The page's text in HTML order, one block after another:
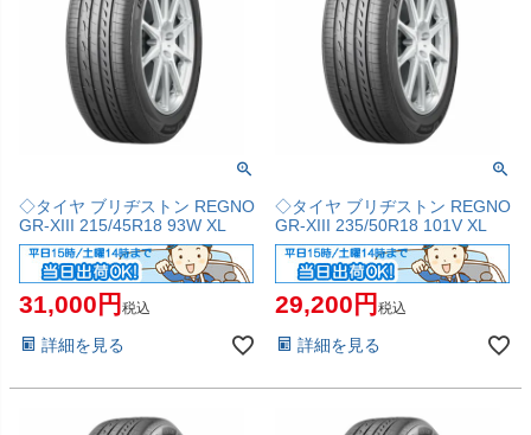
◇タイヤ ブリヂストン REGNO
GR-XIII 215/45R18 93W XL
31,000 税込
詳細を見る
◇タイヤ ブリヂストン REGNO
GR-XIII 235/50R18 101V XL
29,200 税込
詳細を見る